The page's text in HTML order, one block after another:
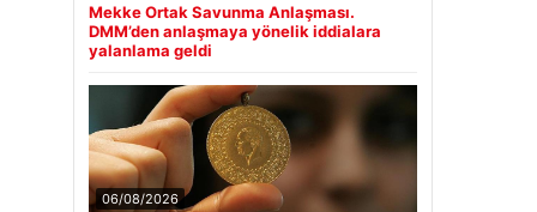
Mekke Ortak Savunma Anlaşması.
DMM’den anlaşmaya yönelik iddialara
yalanlama geldi
06/08/2026